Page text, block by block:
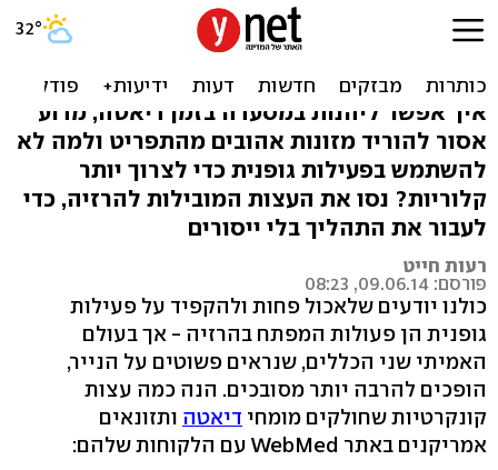
הדיאטה הכי טובות
איך אפשר ליהנות במסעדה בזמן דיאטה, מדוע
אסור להוריד מזונות אהובים מהתפריט ולמה לא
להשתמש בפעילות גופנית כדי לצרוך יותר
קלוריות? נסו את העצות המובילות להרזיה, כדי
לעבור את התהליך בלי ייסורים
רעות חייט
פורסם: 09.06.14, 08:23
כולנו יודעים שלאכול פחות ולהקפיד על פעילות
גופנית הן פעולות המפתח בהרזיה - אך בעולם
האמיתי שני הכללים, שנראים פשוטים על הנייר,
הופכים להרבה יותר מסובכים. הנה כמה עצות
קונקרטיות שחולקים מומחי דיאטה ותזונאים
אמריקנים באתר WebMed עם הלקוחות שלהם: